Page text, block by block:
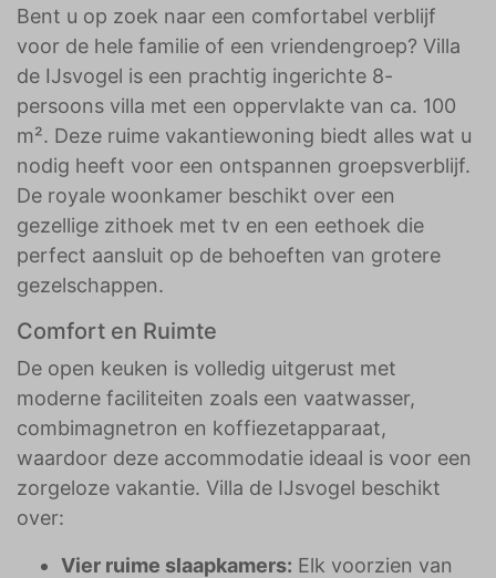
Bent u op zoek naar een comfortabel verblijf
voor de hele familie of een vriendengroep? Villa
de IJsvogel is een prachtig ingerichte 8-
persoons villa met een oppervlakte van ca. 100
m². Deze ruime vakantiewoning biedt alles wat u
nodig heeft voor een ontspannen groepsverblijf.
De royale woonkamer beschikt over een
gezellige zithoek met tv en een eethoek die
perfect aansluit op de behoeften van grotere
gezelschappen.
Comfort en Ruimte
De open keuken is volledig uitgerust met
moderne faciliteiten zoals een vaatwasser,
combimagnetron en koffiezetapparaat,
waardoor deze accommodatie ideaal is voor een
zorgeloze vakantie. Villa de IJsvogel beschikt
over:
Vier ruime slaapkamers: Elk voorzien van